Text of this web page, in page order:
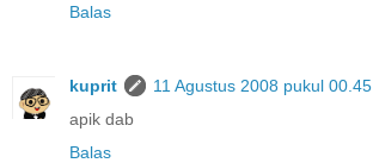
Balas
kuprit
11 Agustus 2008 pukul 00.45
apik dab
Balas